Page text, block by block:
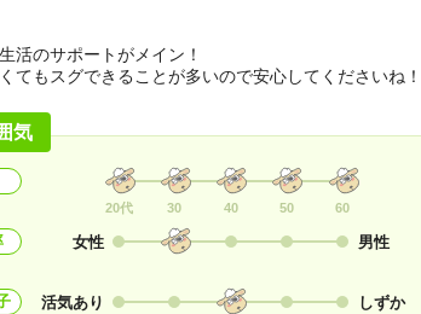
活のサポートがメイン！
てもスグできることが多いので安心してくださいね！
気
20代 30 40 50 60
女性 男性
活気あり しずか